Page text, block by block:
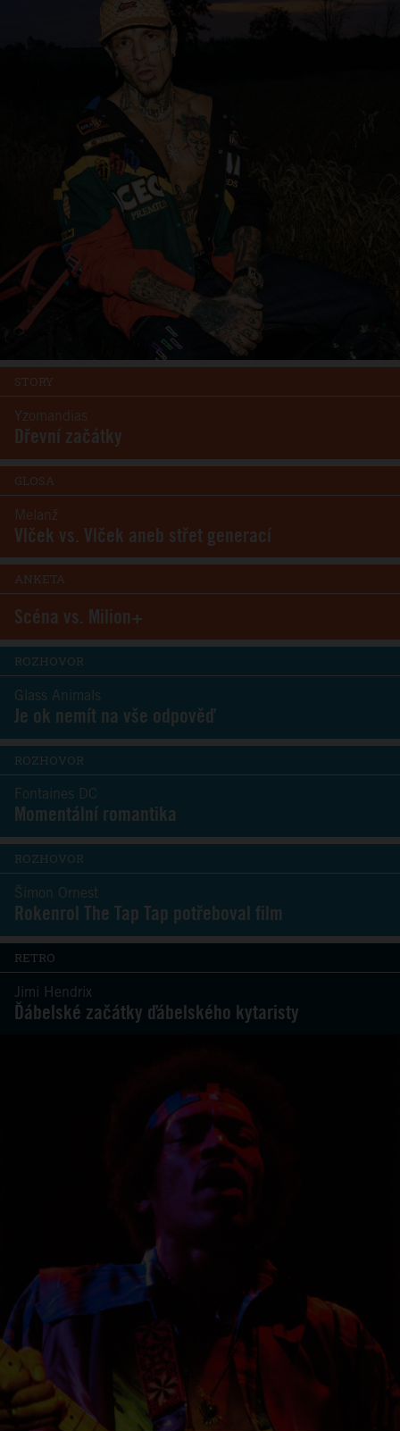
STORY
Yzomandias
Dřevní začátky
GLOSA
Melanž
Vlček vs. Vlček aneb střet generací
ANKETA
Scéna vs. Milion+
ROZHOVOR
Glass Animals
Je ok nemít na vše odpověď
ROZHOVOR
Fontaines DC
Momentální romantika
ROZHOVOR
Šimon Ornest
Rokenrol The Tap Tap potřeboval film
RETRO
Jimi Hendrix
Ďábelské začátky ďábelského kytaristy